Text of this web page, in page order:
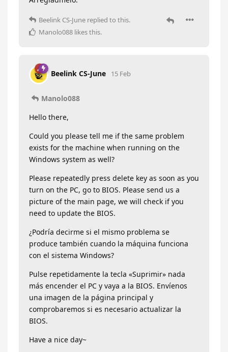
Beelink CS-June replied to this.
Manolo088 likes this.
Beelink CS-June 15 Feb
Manolo088
Hello there,
Could you please tell me if the same problem
exists for the machine when running on the
Windows system as well?
Please repeatedly press delete key as soon as you
turn on the PC, go to BIOS. Please send us a
picture of the main page, we will check if you
need to update the BIOS.
¿Podría decirme si el mismo problema se
produce también cuando la máquina funciona
con el sistema Windows?
Pulse repetidamente la tecla «Suprimir» nada
más encender el PC y vaya a la BIOS. Envíenos
una imagen de la página principal y
comprobaremos si es necesario actualizar la
BIOS.
Have a nice day~